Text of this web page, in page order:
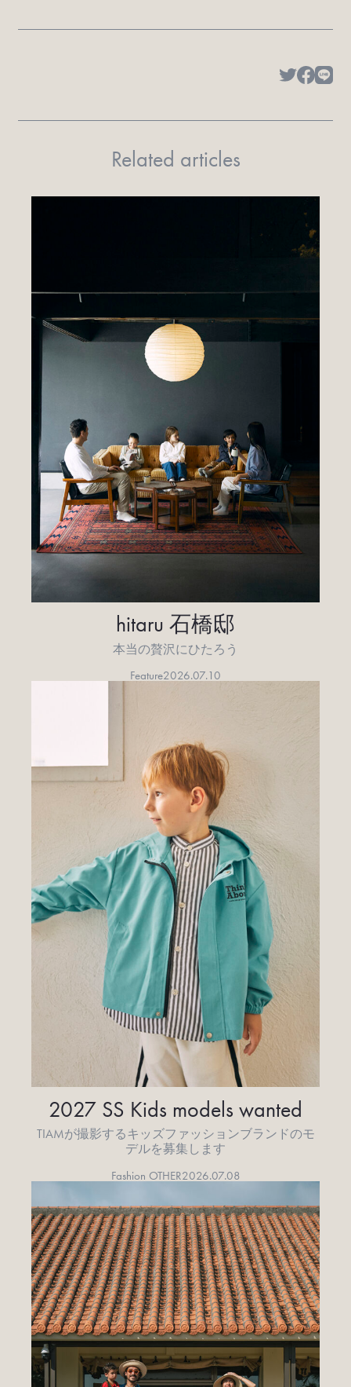
Related articles
hitaru 石橋邸
本当の贅沢にひたろう
Feature2026.07.10
2027 SS Kids models wanted
TIAMが撮影するキッズファッションブランドのモ
デルを募集します
Fashion OTHER2026.07.08